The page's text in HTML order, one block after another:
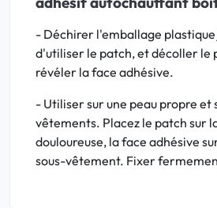
- Déchirer l'emballage
d'utiliser le patch, et décoller le
révéler la face adhésive.
- Utiliser sur une peau propre et
vêtements. Placez le patch sur
douloureuse, la face adhésive
sous-vêtement. Fixer